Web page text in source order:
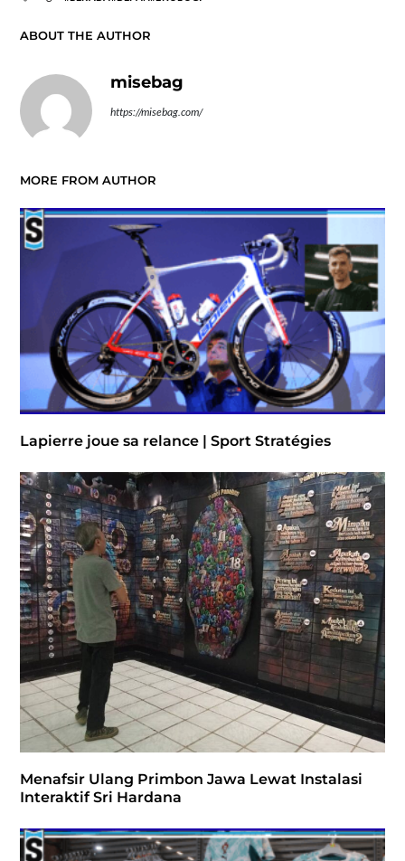
ABOUT THE AUTHOR
misebag
https://misebag.com/
MORE FROM AUTHOR
Lapierre joue sa relance | Sport Stratégies
Menafsir Ulang Primbon Jawa Lewat Instalasi
Interaktif Sri Hardana